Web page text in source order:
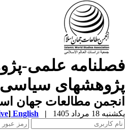
علمی-
سیاسی
مطالعات جهان
18 مرداد 1405 |
English
]